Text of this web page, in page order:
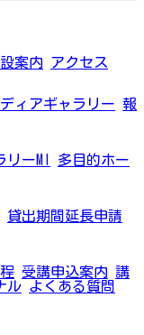
案内 アクセス
ィアギャラリー 報
ーMI
多目的ホー
貸出期間延長申請
受講申込案内 講
ル よくある質問